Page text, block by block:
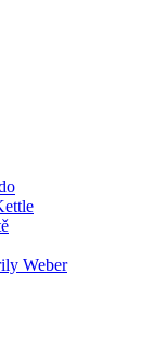
Weber